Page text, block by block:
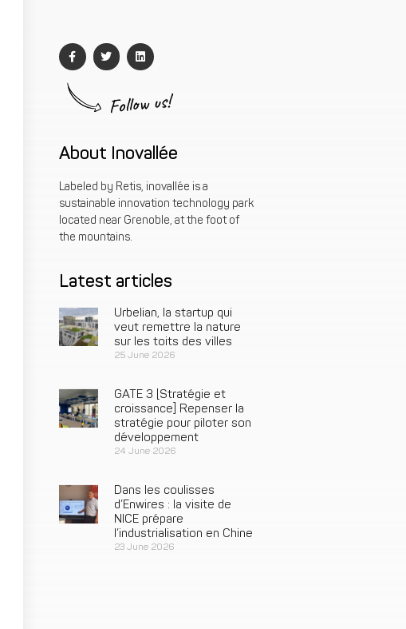
Follow us!
About Inovallée
Labeled by Retis, inovallée is a
sustainable innovation technology park
located near Grenoble, at the foot of
the mountains.
Latest articles
Urbelian, la startup qui
veut remettre la nature
sur les toits des villes
25 June 2026
GATE 3 [Stratégie et
croissance] Repenser la
stratégie pour piloter son
développement
24 June 2026
Dans les coulisses
d’Enwires : la visite de
NICE prépare
l’industrialisation en Chine
23 June 2026